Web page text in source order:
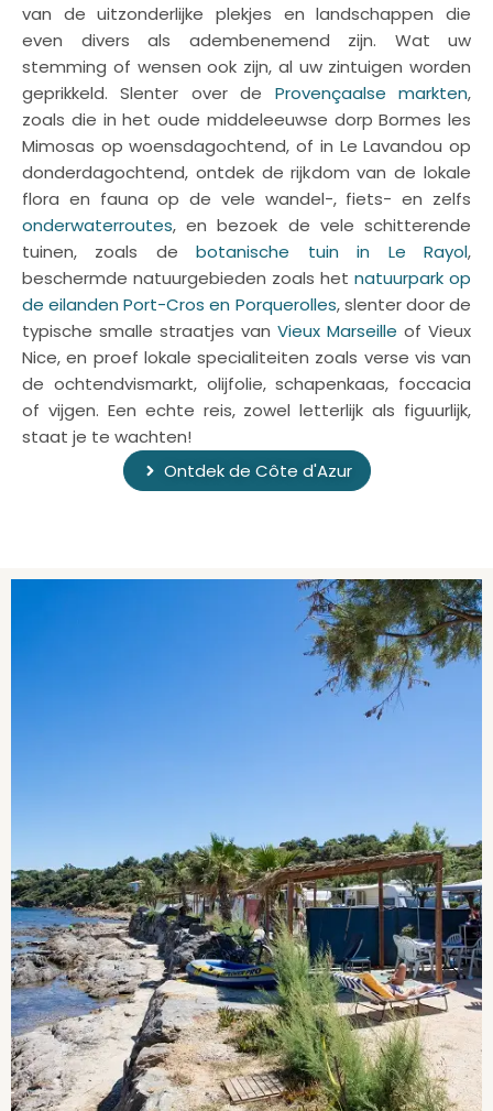
van de uitzonderlijke plekjes en landschappen die
even divers als adembenemend zijn. Wat uw
stemming of wensen ook zijn, al uw zintuigen worden
geprikkeld. Slenter over de Provençaalse markten,
zoals die in het oude middeleeuwse dorp Bormes les
Mimosas op woensdagochtend, of in Le Lavandou op
donderdagochtend, ontdek de rijkdom van de lokale
flora en fauna op de vele wandel-, fiets- en zelfs
onderwaterroutes, en bezoek de vele schitterende
tuinen, zoals debotanische tuin in Le Rayol,
beschermde natuurgebieden zoals het natuurpark op
de eilanden Port-Cros en Porquerolles, slenter door de
typische smalle straatjes van Vieux Marseille of Vieux
Nice, en proef lokale specialiteiten zoals verse vis van
de ochtendvismarkt, olijfolie, schapenkaas, foccacia
of vijgen. Een echte reis, zowel letterlijk als figuurlijk,
staat je te wachten!
Ontdek de Côte d'Azur